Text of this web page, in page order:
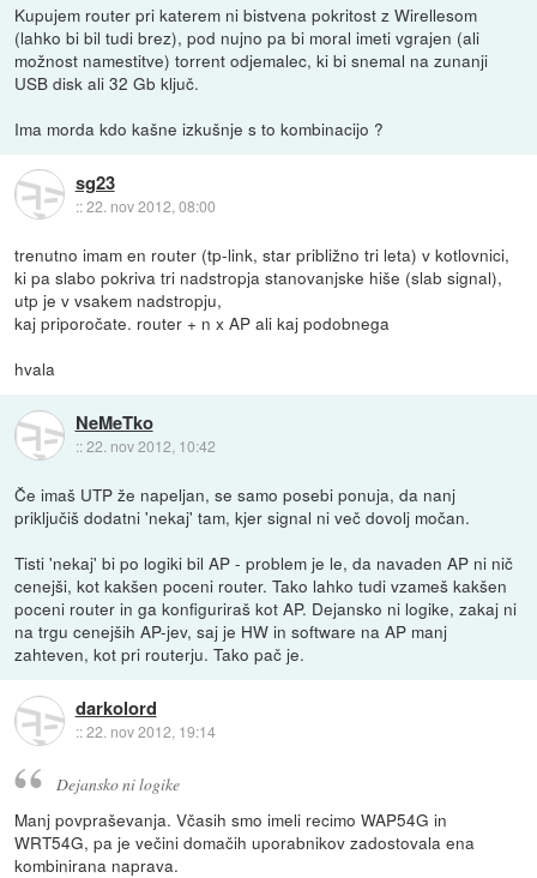
Kupujem router pri katerem ni bistvena pokritost z Wirellesom
(lahko bi bil tudi brez), pod nujno pa bi moral imeti vgrajen (ali
možnost namestitve) torrent odjemalec, ki bi snemal na zunanji
USB disk ali 32 Gb ključ.
Ima morda kdo kašne izkušnje s to kombinacijo ?
sg23
::22. nov 2012, 08:00
trenutno imam en router (tp-link, star približno tri leta) v kotlovnici,
ki pa slabo pokriva tri nadstropja stanovanjske hiše (slab signal),
utp je v vsakem nadstropju,
kaj priporočate. router + n x AP ali kaj podobnega
hvala
NeMeTko
::22. nov 2012, 10:42
Če imaš UTP že napeljan, se samo posebi ponuja, da nanj
priključiš dodatni 'nekaj' tam, kjer signal ni več dovolj močan.
Tisti 'nekaj' bi po logiki bil AP - problem je le, da navaden AP ni nič
cenejši, kot kakšen poceni router. Tako lahko tudi vzameš kakšen
poceni router in ga konfiguriraš kot AP. Dejansko ni logike, zakaj ni
na trgu cenejših AP-jev, saj je HW in software na AP manj
zahteven, kot pri routerju. Tako pač je.
darkolord
::22. nov 2012, 19:14
Dejansko ni logike
Manj povpraševanja. Včasih smo imeli recimo WAP54G in
WRT54G, pa je večini domačih uporabnikov zadostovala ena
kombinirana naprava.